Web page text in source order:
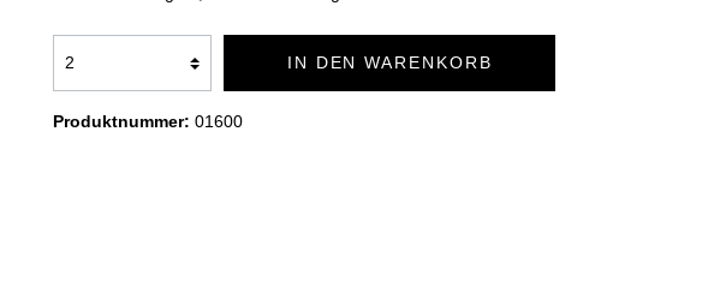
LIGHT KUSCHELDECKEN PREMIUM
MIT
IN DEN WARENKORB
Produktnummer: 01600